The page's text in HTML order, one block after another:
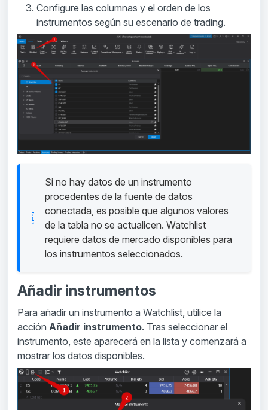
Configure las columnas y el orden de los
instrumentos según su escenario de trading.
Si no hay datos de un instrumento
procedentes de la fuente de datos
conectada, es posible que algunos valores
de la tabla no se actualicen. Watchlist
requiere datos de mercado disponibles para
los instrumentos seleccionados.
Añadir instrumentos
Para añadir un instrumento a Watchlist, utilice la
acción Añadir instrumento. Tras seleccionar el
instrumento, este aparecerá en la lista y comenzará a
mostrar los datos disponibles.